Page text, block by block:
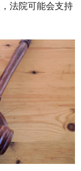
法院可能会支持